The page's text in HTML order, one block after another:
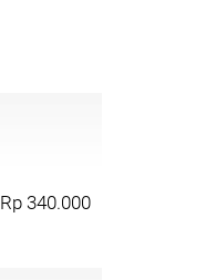
Rp 340.000